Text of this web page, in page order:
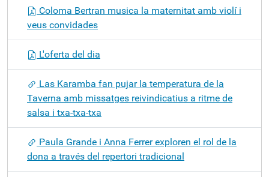
Coloma Bertran musica la maternitat amb violí i
veus convidades
L'oferta del dia
Las Karamba fan pujar la temperatura de la
Taverna amb missatges reivindicatius a ritme de
salsa i txa-txa-txa
Paula Grande i Anna Ferrer exploren el rol de la
dona a través del repertori tradicional